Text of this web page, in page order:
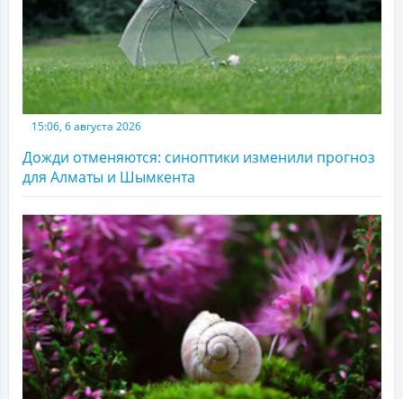
15:06, 6 августа 2026
Дожди отменяются: синоптики изменили прогноз
для Алматы и Шымкента